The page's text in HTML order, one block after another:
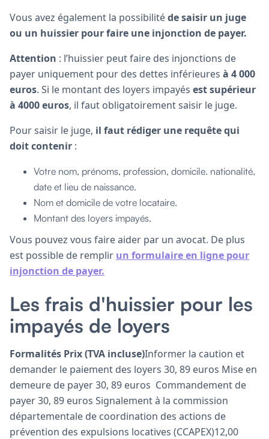
Vous avez également la possibilitéde saisir un juge
ou un huissier pour faire une injonction de payer.
Attention : l’huissier peut faire des injonctions de
payer uniquement pour des dettes inférieures à 4 000
euros. Si le montant des loyers impayés est supérieur
à 4000 euros, il faut obligatoirement saisir le juge.
Pour saisir le juge, il faut rédiger une requête qui
doit contenir :
Votre nom, prénoms, profession, domicile. nationalité,
date et lieu de naissance.
Nom et domicile de votre locataire.
Montant des loyers impayés.
Vous pouvez vous faire aider par un avocat. De plus
est possible de remplir un formulaire en ligne pour
injonction de payer.
Les frais d'huissier pour les
impayés de loyers
Formalités Prix (TVA incluse)Informer la caution et
demander le paiement des loyers 30, 89 euros Mise en
demeure de payer 30, 89 euros Commandement de
payer 30, 89 euros Signalement à la commission
départementale de coordination des actions de
prévention des expulsions locatives (CCAPEX)12,00